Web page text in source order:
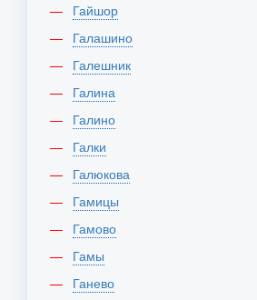
Гайшор
Галашино
Галешник
Галина
Галино
Галки
Галюкова
Гамицы
Гамово
Гамы
Ганево